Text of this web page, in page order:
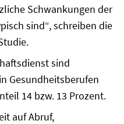
Schwankungen der
sind“, schreiben die
sind
Gesundheitsberufen
14 bzw. 13 Prozent.
auf Abruf,